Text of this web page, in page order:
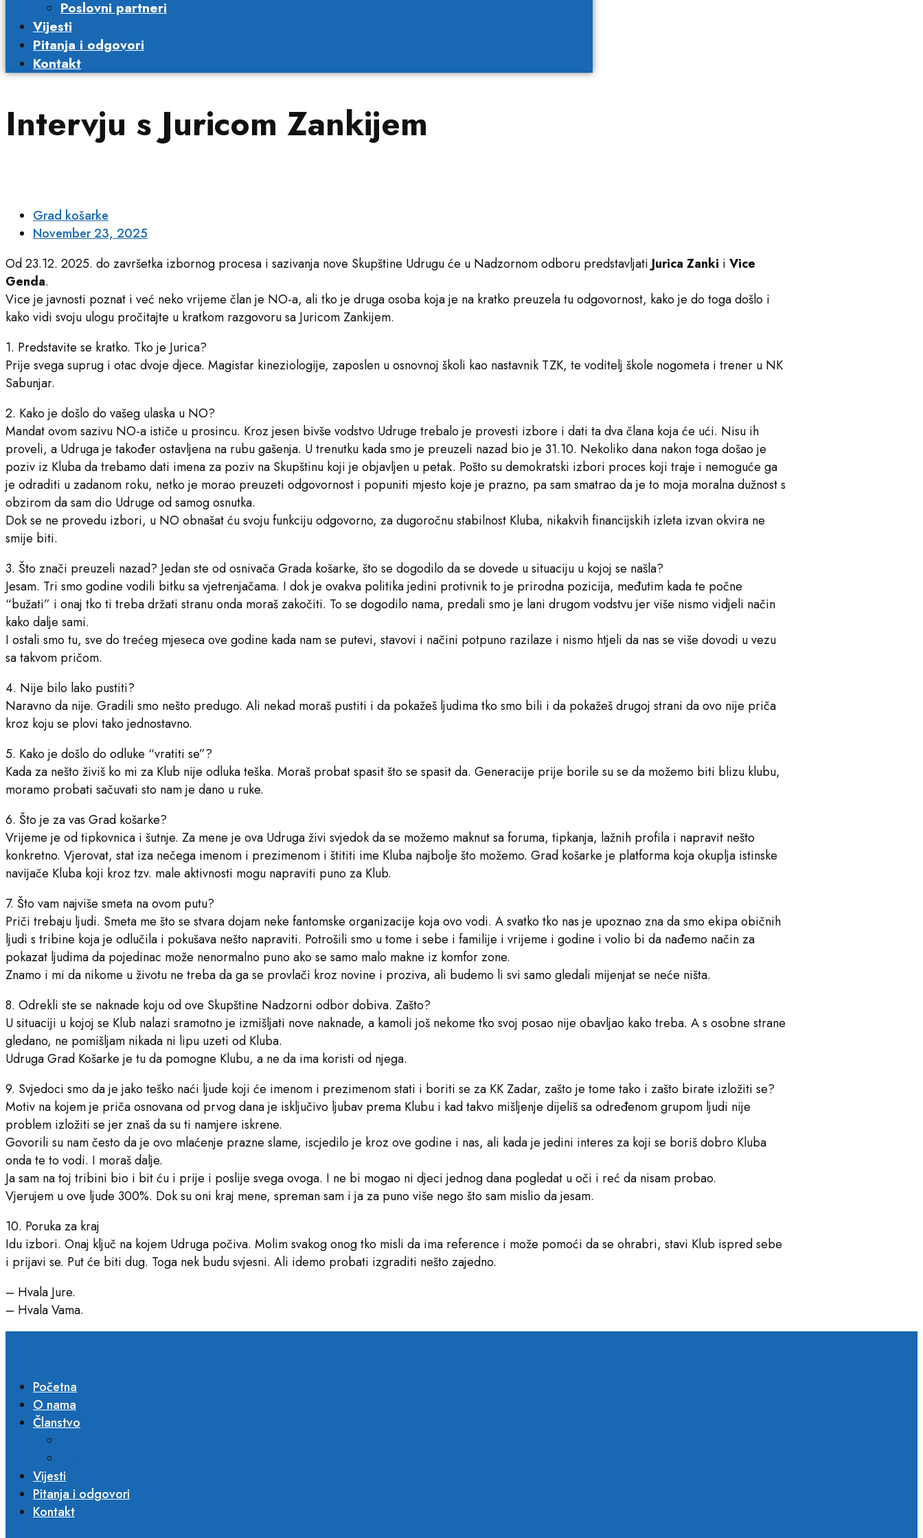
Poslovni partneri​
Vijesti
Pitanja i odgovori
Kontakt
Intervju s Juricom Zankijem
Grad košarke
November 23, 2025
Od 23.12. 2025. do završetka izbornog procesa i sazivanja nove Skupštine Udrugu će u Nadzornom odboru predstavljati Jurica Zanki i Vice
Genda.
Vice je javnosti poznat i već neko vrijeme član je NO-a, ali tko je druga osoba koja je na kratko preuzela tu odgovornost, kako je do toga došlo i
kako vidi svoju ulogu pročitajte u kratkom razgovoru sa Juricom Zankijem.
1. Predstavite se kratko. Tko je Jurica?
Prije svega suprug i otac dvoje djece. Magistar kineziologije, zaposlen u osnovnoj školi kao nastavnik TZK, te voditelj škole nogometa i trener u NK
Sabunjar.
2. Kako je došlo do vašeg ulaska u NO?
Mandat ovom sazivu NO-a ističe u prosincu. Kroz jesen bivše vodstvo Udruge trebalo je provesti izbore i dati ta dva člana koja će ući. Nisu ih
proveli, a Udruga je također ostavljena na rubu gašenja. U trenutku kada smo je preuzeli nazad bio je 31.10. Nekoliko dana nakon toga došao je
poziv iz Kluba da trebamo dati imena za poziv na Skupštinu koji je objavljen u petak. Pošto su demokratski izbori proces koji traje i nemoguće ga
je odraditi u zadanom roku, netko je morao preuzeti odgovornost i popuniti mjesto koje je prazno, pa sam smatrao da je to moja moralna dužnost s
obzirom da sam dio Udruge od samog osnutka.
Dok se ne provedu izbori, u NO obnašat ću svoju funkciju odgovorno, za dugoročnu stabilnost Kluba, nikakvih financijskih izleta izvan okvira ne
smije biti.
3. Što znači preuzeli nazad? Jedan ste od osnivača Grada košarke, što se dogodilo da se dovede u situaciju u kojoj se našla?
Jesam. Tri smo godine vodili bitku sa vjetrenjačama. I dok je ovakva politika jedini protivnik to je prirodna pozicija, međutim kada te počne
“bužati” i onaj tko ti treba držati stranu onda moraš zakočiti. To se dogodilo nama, predali smo je lani drugom vodstvu jer više nismo vidjeli način
kako dalje sami.
I ostali smo tu, sve do trećeg mjeseca ove godine kada nam se putevi, stavovi i načini potpuno razilaze i nismo htjeli da nas se više dovodi u vezu
sa takvom pričom.
4. Nije bilo lako pustiti?
Naravno da nije. Gradili smo nešto predugo. Ali nekad moraš pustiti i da pokažeš ljudima tko smo bili i da pokažeš drugoj strani da ovo nije priča
kroz koju se plovi tako jednostavno.
5. Kako je došlo do odluke “vratiti se”?
Kada za nešto živiš ko mi za Klub nije odluka teška. Moraš probat spasit što se spasit da. Generacije prije borile su se da možemo biti blizu klubu,
moramo probati sačuvati sto nam je dano u ruke.
6. Što je za vas Grad košarke?
Vrijeme je od tipkovnica i šutnje. Za mene je ova Udruga živi svjedok da se možemo maknut sa foruma, tipkanja, lažnih profila i napravit nešto
konkretno. Vjerovat, stat iza nečega imenom i prezimenom i štititi ime Kluba najbolje što možemo. Grad košarke je platforma koja okuplja istinske
navijače Kluba koji kroz tzv. male aktivnosti mogu napraviti puno za Klub.
7. Što vam najviše smeta na ovom putu?
Priči trebaju ljudi. Smeta me što se stvara dojam neke fantomske organizacije koja ovo vodi. A svatko tko nas je upoznao zna da smo ekipa običnih
ljudi s tribine koja je odlučila i pokušava nešto napraviti. Potrošili smo u tome i sebe i familije i vrijeme i godine i volio bi da nađemo način za
pokazat ljudima da pojedinac može nenormalno puno ako se samo malo makne iz komfor zone.
Znamo i mi da nikome u životu ne treba da ga se provlači kroz novine i proziva, ali budemo li svi samo gledali mijenjat se neće ništa.
8. Odrekli ste se naknade koju od ove Skupštine Nadzorni odbor dobiva. Zašto?
U situaciji u kojoj se Klub nalazi sramotno je izmišljati nove naknade, a kamoli još nekome tko svoj posao nije obavljao kako treba. A s osobne strane
gledano, ne pomišljam nikada ni lipu uzeti od Kluba.
Udruga Grad Košarke je tu da pomogne Klubu, a ne da ima koristi od njega.
9. Svjedoci smo da je jako teško naći ljude koji će imenom i prezimenom stati i boriti se za KK Zadar, zašto je tome tako i zašto birate izložiti se?
Motiv na kojem je priča osnovana od prvog dana je isključivo ljubav prema Klubu i kad takvo mišljenje dijeliš sa određenom grupom ljudi nije
problem izložiti se jer znaš da su ti namjere iskrene.
Govorili su nam često da je ovo mlaćenje prazne slame, iscjedilo je kroz ove godine i nas, ali kada je jedini interes za koji se boriš dobro Kluba
onda te to vodi. I moraš dalje.
Ja sam na toj tribini bio i bit ću i prije i poslije svega ovoga. I ne bi mogao ni djeci jednog dana pogledat u oči i reć da nisam probao.
Vjerujem u ove ljude 300%. Dok su oni kraj mene, spreman sam i ja za puno više nego što sam mislio da jesam.
10. Poruka za kraj
Idu izbori. Onaj ključ na kojem Udruga počiva. Molim svakog onog tko misli da ima reference i može pomoći da se ohrabri, stavi Klub ispred sebe
i prijavi se. Put će biti dug. Toga nek budu svjesni. Ali idemo probati izgraditi nešto zajedno.
– Hvala Jure.
– Hvala Vama.
Početna
O nama
Članstvo
Vijesti
Pitanja i odgovori
Kontakt